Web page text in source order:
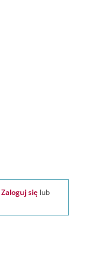
Zaloguj się lub